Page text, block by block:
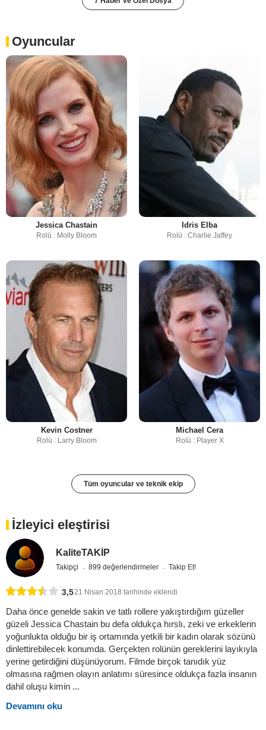
Oyuncular
Jessica Chastain
Rolü : Molly Bloom
Idris Elba
Rolü : Charlie Jaffey
Kevin Costner
Rolü : Larry Bloom
Michael Cera
Rolü : Player X
Tüm oyuncular ve teknik ekip
İzleyici eleştirisi
KaliteTAKİP
Takipçi 899 değerlendirmeler Takip Et!
3,521 Nisan 2018 tarihinde eklendi
Daha önce genelde sakin ve tatlı rollere yakıştırdığım güzeller
güzeli Jessica Chastain bu defa oldukça hırslı, zeki ve erkeklerin
yoğunlukta olduğu bir iş ortamında yetkili bir kadın olarak sözünü
dinlettirebilecek konumda. Gerçekten rolünün gereklerini layıkıyla
yerine getirdiğini düşünüyorum. Filmde birçok tanıdık yüz
olmasına rağmen olayın anlatımı süresince oldukça fazla insanın
dahil oluşu kimin ...
Devamını oku